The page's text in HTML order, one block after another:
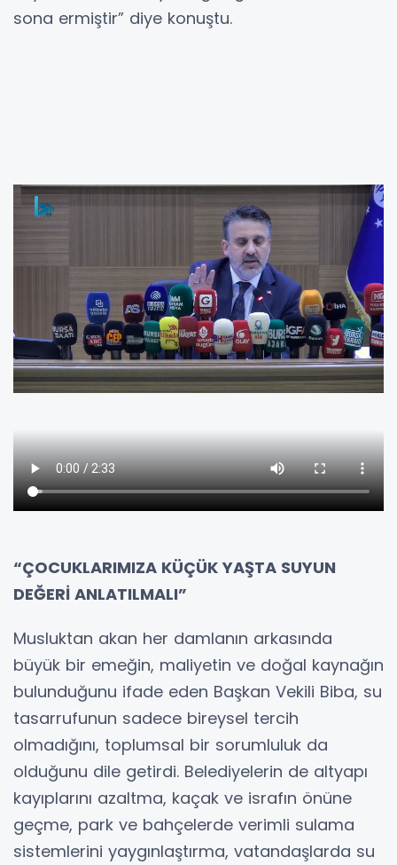
sona ermiştir” diye konuştu.
“ÇOCUKLARIMIZA KÜÇÜK YAŞTA SUYUN
DEĞERİ ANLATILMALI”
Musluktan akan her damlanın arkasında
büyük bir emeğin, maliyetin ve doğal kaynağın
bulunduğunu ifade eden Başkan Vekili Biba, su
tasarrufunun sadece bireysel tercih
olmadığını, toplumsal bir sorumluluk da
olduğunu dile getirdi. Belediyelerin de altyapı
kayıplarını azaltma, kaçak ve israfın önüne
geçme, park ve bahçelerde verimli sulama
sistemlerini yaygınlaştırma, vatandaşlarda su